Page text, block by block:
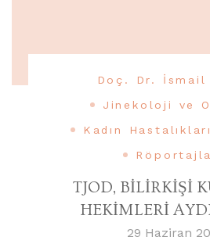
Doç. Dr. İsmail
Jinekoloji ve
Kadın
TJOD, BİLİRKİŞİ
HEKİMLERİ
29 Haziran